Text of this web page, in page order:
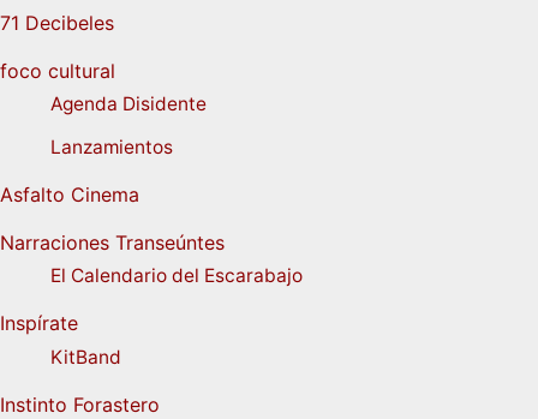
71 Decibeles
foco cultural
Agenda Disidente
Lanzamientos
Asfalto Cinema
Narraciones Transeúntes
El Calendario del Escarabajo
Inspírate
KitBand
Instinto Forastero